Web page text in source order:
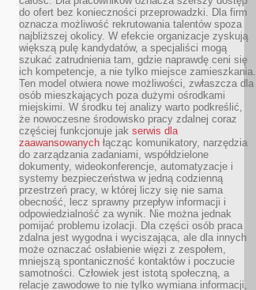
do ofert bez konieczności przeprowadzki. Dla firm
oznacza możliwość rekrutowania talentów spoza
najbliższej okolicy. W efekcie organizacje zyskują
większą pulę kandydatów, a specjaliści mogą
szukać zatrudnienia tam, gdzie naprawdę ceni się
ich kompetencje, a nie tylko miejsce zamieszkania.
Ten model otwiera nowe możliwości, zwłaszcza dla
osób mieszkających poza dużymi ośrodkami
miejskimi. W środku tej analizy warto podkreślić,
że nowoczesne środowisko pracy zdalnej coraz
częściej funkcjonuje jak serwis dla
zaawansowanych łącząc komunikatory, narzędzia
do zarządzania zadaniami, współdzielone
dokumenty, wideokonferencje, automatyzacje i
systemy bezpieczeństwa w jedną codzienną
przestrzeń pracy, w której liczy się nie sama
obecność, lecz sprawny przepływ informacji i
odpowiedzialność za wynik. Nie można jednak
pomijać problemu izolacji. Dla części osób praca
zdalna jest wygodna i wyciszająca, ale dla innych
może oznaczać osłabienie więzi z zespołem,
mniejszą spontaniczność kontaktów i poczucie
samotności. Człowiek jest istotą społeczną, a
relacje zawodowe to nie tylko wymiana informacji,